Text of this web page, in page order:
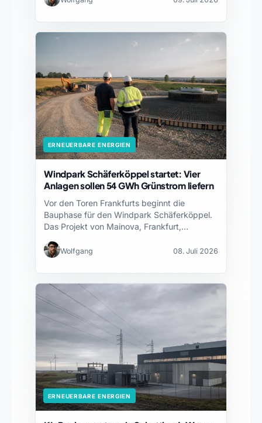
ERNEUERBARE ENERGIEN
Windpark Schäferköppel startet: Vier
Anlagen sollen 54 GWh Grünstrom liefern
Vor den Toren Frankfurts beginnt die
Bauphase für den Windpark Schäferköppel.
Das Projekt von Mainova, Frankfurt,…
Wolfgang 08. Juli 2026
ERNEUERBARE ENERGIEN